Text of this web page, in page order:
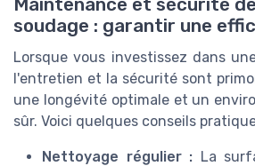
soudage : garantir une
Lorsque vous investissez dans
l'entretien et la sécurité sont
une longévité optimale et un
sûr. Voici quelques conseils
Nettoyage régulier : La